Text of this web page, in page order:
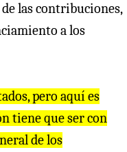
las contribuciones,
a los
pero aquí es
tiene que ser con
de los